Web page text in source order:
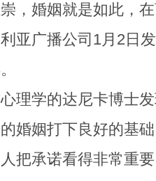
，婚姻就是如此，
亚广播公司1月2日
学的达尼卡博士发
婚姻打下良好的基
承诺看得非常重要